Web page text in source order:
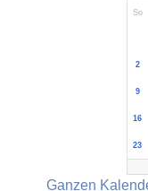
So
2
9
16
23
Ganzen